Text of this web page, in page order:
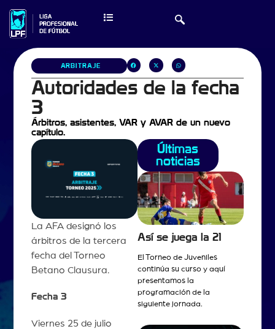
ARBITRAJE
Autoridades de la fecha
3
Árbitros, asistentes, VAR y AVAR de un nuevo
capítulo.
La AFA designó los
árbitros de la tercera
fecha del Torneo
Betano Clausura.
Fecha 3
Viernes 25 de julio
Últimas
noticias
Así se juega la 21
El Torneo de Juveniles
continúa su curso y aquí
presentamos la
programación de la
siguiente jornada.